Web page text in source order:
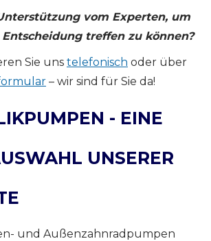
vom Experten, um
treffen zu können?
Sie uns telefonisch oder über
– wir sind für Sie da!
- EINE
UNSERER
und Außenzahnradpumpen